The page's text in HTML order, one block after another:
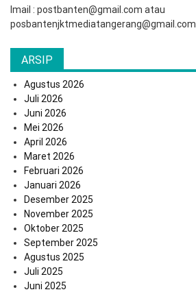
Imail : postbanten@gmail.com atau
posbantenjktmediatangerang@gmail.com
ARSIP
Agustus 2026
Juli 2026
Juni 2026
Mei 2026
April 2026
Maret 2026
Februari 2026
Januari 2026
Desember 2025
November 2025
Oktober 2025
September 2025
Agustus 2025
Juli 2025
Juni 2025